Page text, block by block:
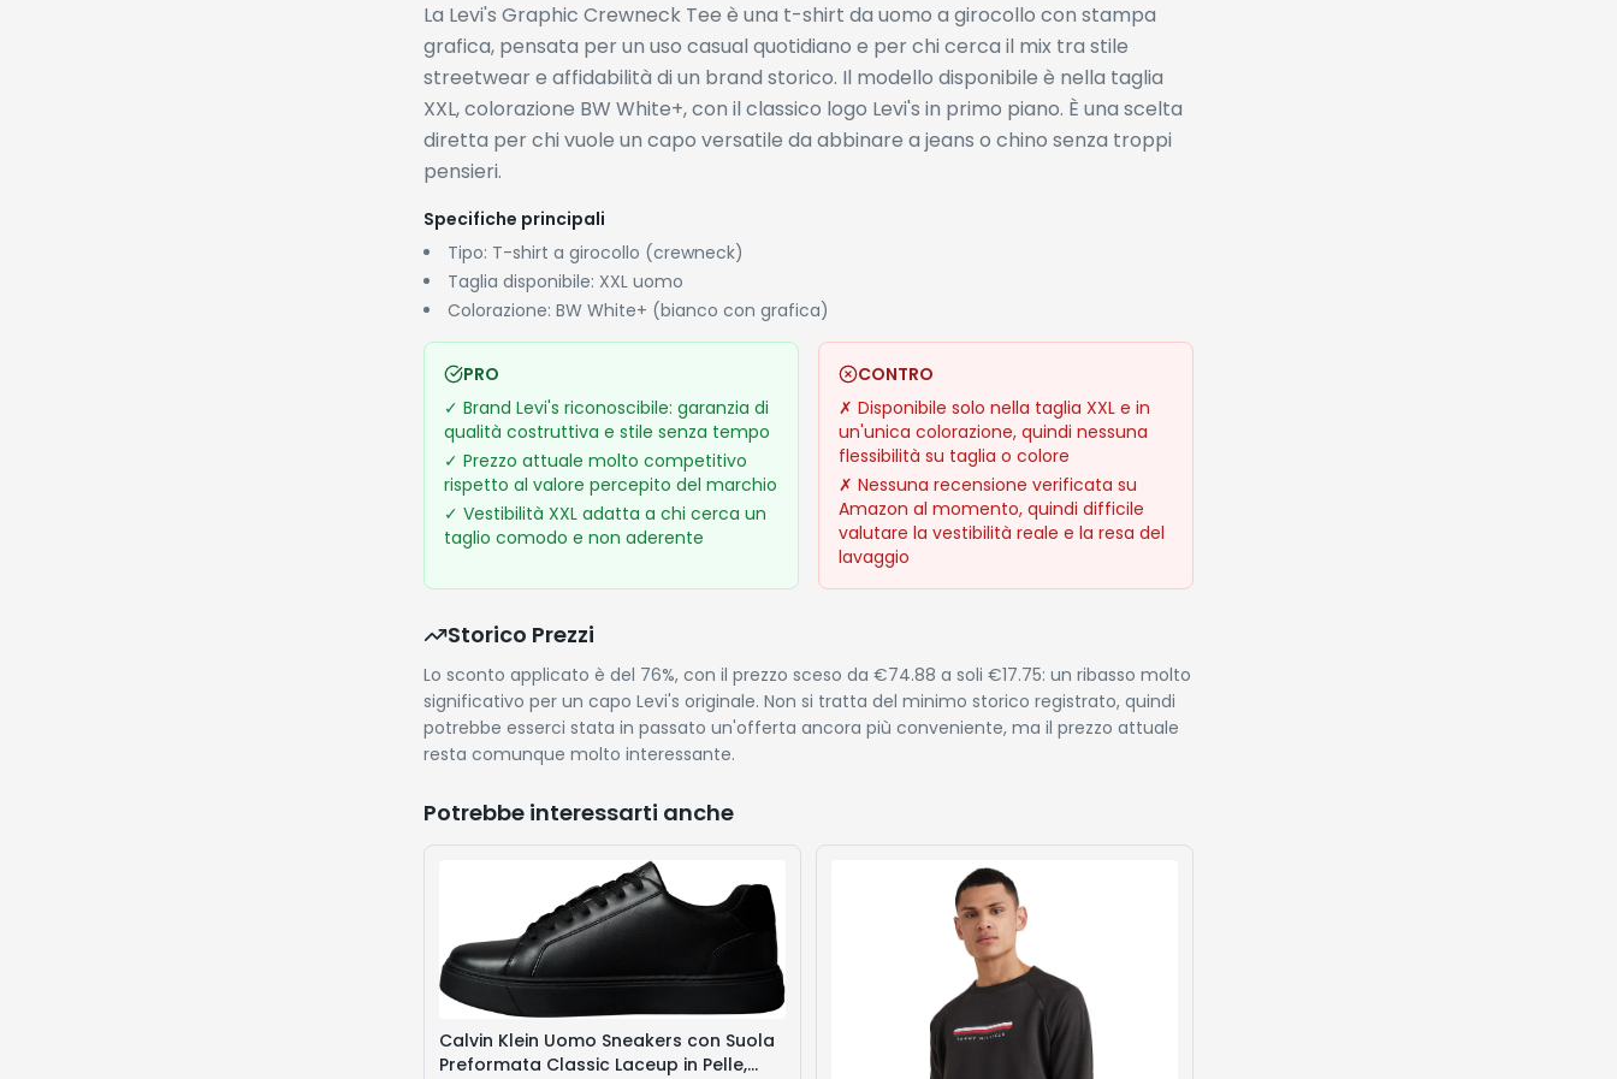
La Levi's Graphic Crewneck Tee è una t-shirt da uomo a girocollo con stampa
grafica, pensata per un uso casual quotidiano e per chi cerca il mix tra stile
streetwear e affidabilità di un brand storico. Il modello disponibile è nella taglia
XXL, colorazione BW White+, con il classico logo Levi's in primo piano. È una scelta
diretta per chi vuole un capo versatile da abbinare a jeans o chino senza troppi
pensieri.
Specifiche principali
Tipo: T-shirt a girocollo (crewneck)
Taglia disponibile: XXL uomo
Colorazione: BW White+ (bianco con grafica)
PRO
✓ Brand Levi's riconoscibile: garanzia di
qualità costruttiva e stile senza tempo
✓ Prezzo attuale molto competitivo
rispetto al valore percepito del marchio
✓ Vestibilità XXL adatta a chi cerca un
taglio comodo e non aderente
CONTRO
✗ Disponibile solo nella taglia XXL e in
un'unica colorazione, quindi nessuna
flessibilità su taglia o colore
✗ Nessuna recensione verificata su
Amazon al momento, quindi difficile
valutare la vestibilità reale e la resa del
lavaggio
Storico Prezzi
Lo sconto applicato è del 76%, con il prezzo sceso da €74.88 a soli €17.75: un ribasso molto
significativo per un capo Levi's originale. Non si tratta del minimo storico registrato, quindi
potrebbe esserci stata in passato un'offerta ancora più conveniente, ma il prezzo attuale
resta comunque molto interessante.
Potrebbe interessarti anche
Calvin Klein Uomo Sneakers con Suola
Preformata Classic Laceup in Pelle,